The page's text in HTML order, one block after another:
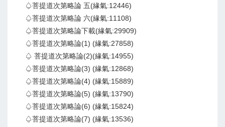
♤菩提道次第略論 五(緣氣:12446)
♤菩提道次第略論 六(緣氣:11108)
♤菩提道次第略論下載(緣氣:29909)
♤菩提道次第略論(1) (緣氣:27858)
♤ 菩提道次第略論(2)(緣氣:14955)
♤菩提道次第略論(3) (緣氣:12868)
♤菩提道次第略論(4) (緣氣:15889)
♤菩提道次第略論(5) (緣氣:13790)
♤菩提道次第略論(6) (緣氣:15824)
♤菩提道次第略論(7) (緣氣:13536)